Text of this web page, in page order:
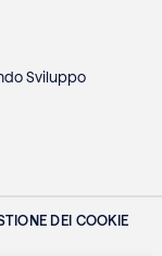
Sviluppo
DEI COOKIE